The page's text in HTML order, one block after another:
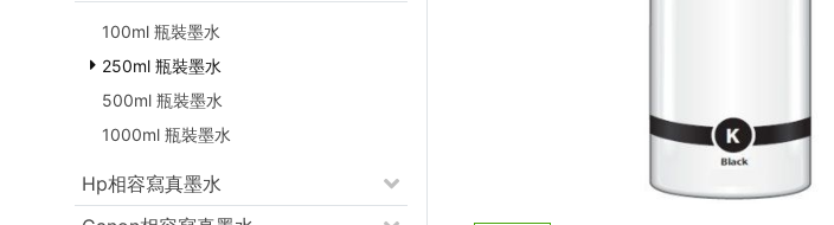
100ml 瓶裝墨水
250ml 瓶裝墨水
500ml 瓶裝墨水
1000ml 瓶裝墨水
Hp相容寫真墨水